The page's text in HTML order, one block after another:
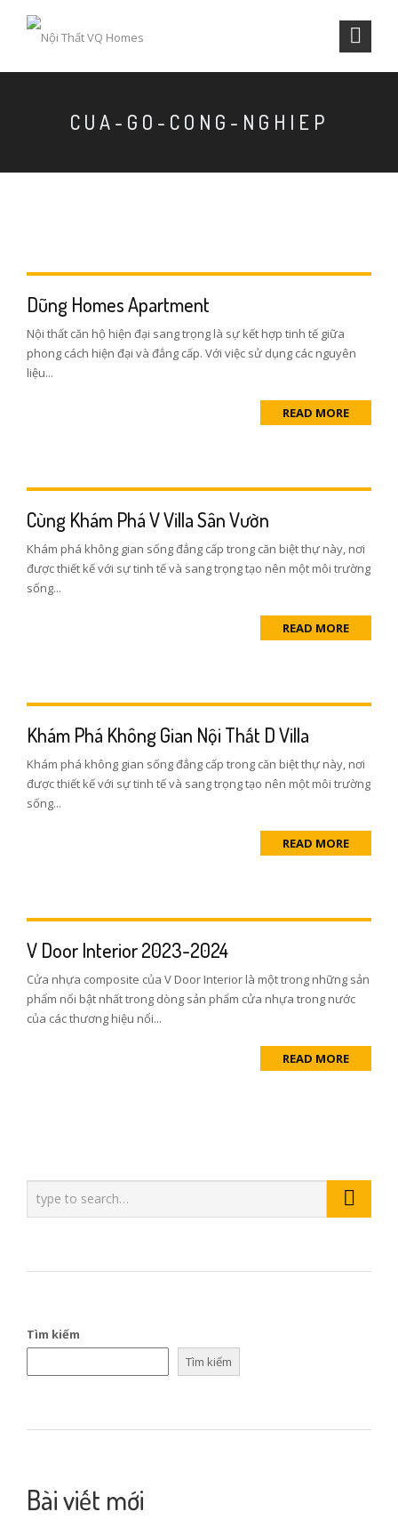
CUA-GO-CONG-NGHIEP
Dũng Homes Apartment
Nội thất căn hộ hiện đại sang trọng là sự kết hợp tinh tế giữa
phong cách hiện đại và đẳng cấp. Với việc sử dụng các nguyên
liệu...
READ MORE
Cùng Khám Phá V Villa Sân Vườn
Khám phá không gian sống đẳng cấp trong căn biệt thự này, nơi
được thiết kế với sự tinh tế và sang trọng tạo nên một môi trường
sống...
READ MORE
Khám Phá Không Gian Nội Thất D Villa
Khám phá không gian sống đẳng cấp trong căn biệt thự này, nơi
được thiết kế với sự tinh tế và sang trọng tạo nên một môi trường
sống...
READ MORE
V Door Interior 2023-2024
Cửa nhựa composite của V Door Interior là một trong những sản
phẩm nổi bật nhất trong dòng sản phẩm cửa nhựa trong nước
của các thương hiệu nổi...
READ MORE
Tìm kiếm
Tìm kiếm
Bài viết mới